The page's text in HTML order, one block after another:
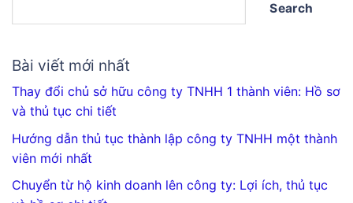
Search
Bài viết mới nhất
Thay đổi chủ sở hữu công ty TNHH 1 thành viên: Hồ sơ
và thủ tục chi tiết
Hướng dẫn thủ tục thành lập công ty TNHH một thành
viên mới nhất
Chuyển từ hộ kinh doanh lên công ty: Lợi ích, thủ tục